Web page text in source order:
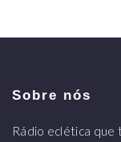
Sobre nós
Rádio eclética que